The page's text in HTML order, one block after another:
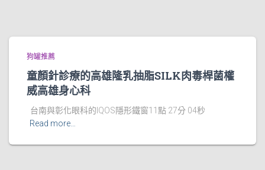
狗罐推薦
童顏針診療的高雄隆乳抽脂SILK肉毒桿菌權
威高雄身心科
台南與彰化眼科的IQOS隱形鐵窗11點 27分 04秒
Read more…